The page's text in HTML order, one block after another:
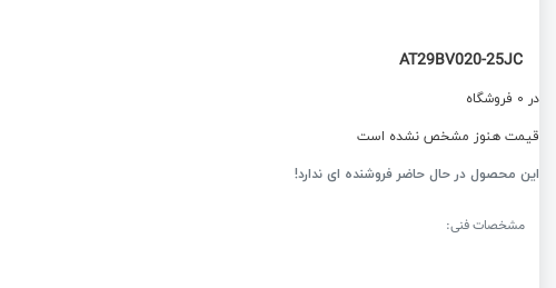
AT29BV020-25JC
در 0 فروشگاه
قیمت هنوز مشخص نشده است
این محصول در حال حاضر فروشنده ای ندارد!
مشخصات فنی: